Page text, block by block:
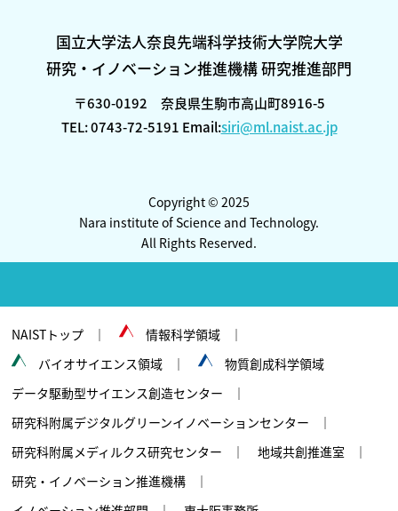
国立大学法人奈良先端科学技術大学院大学
研究・イノベーション推進機構 研究推進部門
〒630-0192 奈良県生駒市高山町8916-5
TEL: 0743-72-5191 Email:siri@ml.naist.ac.jp
Copyright © 2025
Nara institute of Science and Technology.
All Rights Reserved.
NAISTトップ
情報科学領域
バイオサイエンス領域
物質創成科学領域
データ駆動型サイエンス創造センター
研究科附属デジタルグリーンイノベーションセンター
研究科附属メディルクス研究センター
地域共創推進室
研究・イノベーション推進機構